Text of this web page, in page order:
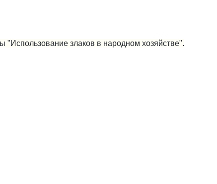
злаков в народном хозяйстве".